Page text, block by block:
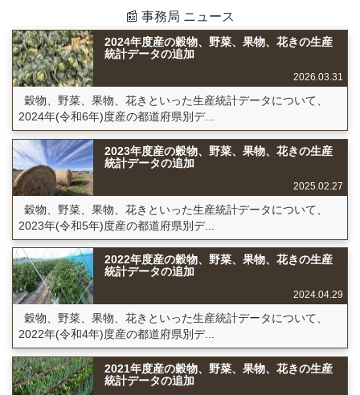
📰 事務局 ニュース
2024年度産の穀物、野菜、果物、花きの生産
統計データの追加
2026.03.31
穀物、野菜、果物、花きといった生産統計データについて、
2024年(令和6年)度産の都道府県別デ...
2023年度産の穀物、野菜、果物、花きの生産
統計データの追加
2025.02.27
穀物、野菜、果物、花きといった生産統計データについて、
2023年(令和5年)度産の都道府県別デ...
2022年度産の穀物、野菜、果物、花きの生産
統計データの追加
2024.04.29
穀物、野菜、果物、花きといった生産統計データについて、
2022年(令和4年)度産の都道府県別デ...
2021年度産の穀物、野菜、果物、花きの生産
統計データの追加